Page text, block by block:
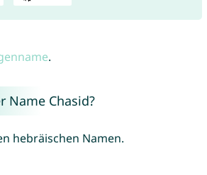
.
Name Chasid?
hebräischen Namen.